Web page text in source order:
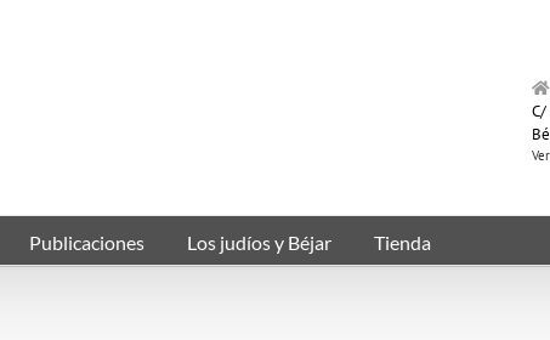
C/
Publicaciones Los judíos y Béjar Tienda